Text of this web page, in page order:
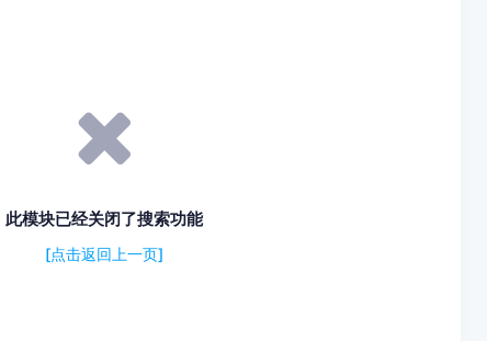
此模块已经关闭了搜索功能
[点击返回上一页]